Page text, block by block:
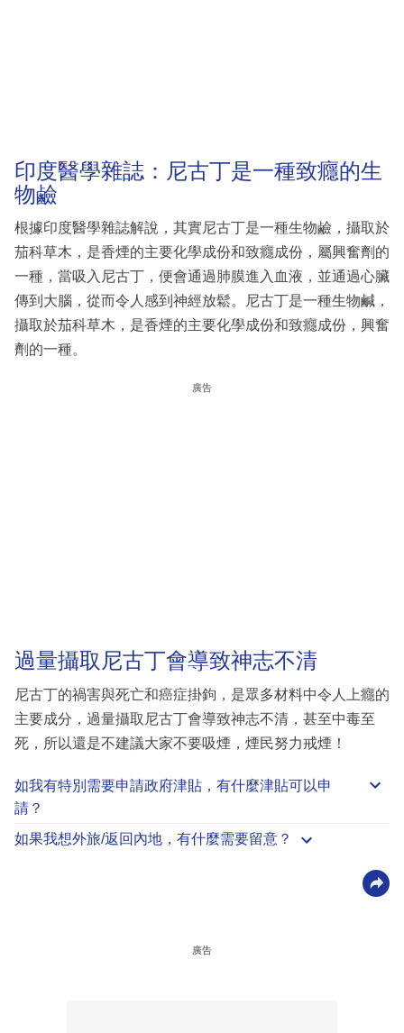
印度醫學雜誌：尼古丁是一種致癮的生
物鹼
根據印度醫學雜誌解說，其實尼古丁是一種生物鹼，攝取於
茄科草木，是香煙的主要化學成份和致癮成份，屬興奮劑的
一種，當吸入尼古丁，便會通過肺膜進入血液，並通過心臟
傳到大腦，從而令人感到神經放鬆。尼古丁是一種生物鹹，
攝取於茄科草木，是香煙的主要化學成份和致癮成份，興奮
劑的一種。
廣告
過量攝取尼古丁會導致神志不清
尼古丁的禍害與死亡和癌症掛鉤，是眾多材料中令人上癮的
主要成分，過量攝取尼古丁會導致神志不清，甚至中毒至
死，所以還是不建議大家不要吸煙，煙民努力戒煙！
如我有特別需要申請政府津貼 ，有什麼津貼可以申
請？
如果我想外旅/返回內地，有什麼需要留意？
廣告